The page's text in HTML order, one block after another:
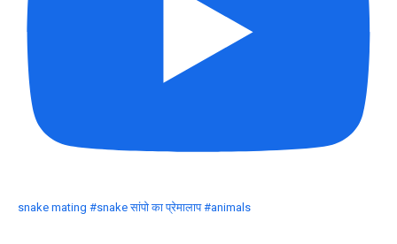
snake mating #snake सांपो का प्रेमालाप #animals